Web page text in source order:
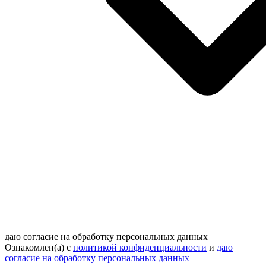
даю согласие на обработку персональных данных
Ознакомлен(а) с политикой конфиденциальности и даю
согласие на обработку персональных данных